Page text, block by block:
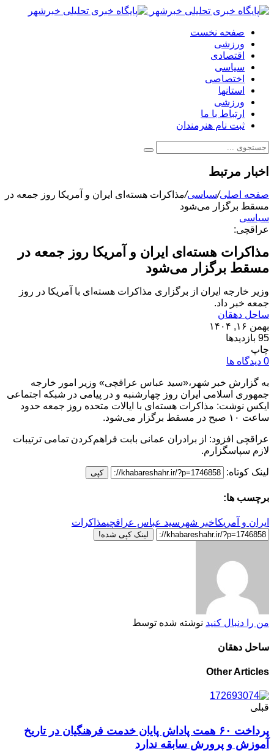
صفحه نخست
ورزشی
اقتصادی
سیاسی
اختصاصی
استانها
ورزشی
ارتباط با ما
ثبت نام هنرمندان
اخبار مرتبط
صفحه اصلی/سیاسی/مذاکرات هسته‌ای ایران و آمریکا روز جمعه در
مسقط برگزار می‌شود
سیاسی
عراقچی:
مذاکرات هسته‌ای ایران و آمریکا روز جمعه در
مسقط برگزار می‌شود
وزیر خارجه ایران از برگزاری مذاکرات هسته‌ای با آمریکا در روز
جمعه خبر داد.
ساحل دهقان
بهمن ۱۶, ۱۴۰۴
95 بازدیدها
چاپ
0 دیدگاه ها
به گزارش خبر شهر،«سید عباس عراقچی» وزیر امور خارجه
جمهوری اسلامی ایران روز چهارشنبه و در پیامی در شبکه اجتماعی
ایکس نوشت: مذاکرات هسته‌ای با ایالات متحده روز جمعه حدود
ساعت ۱۰ صبح در مسقط برگزار می‌شود.
عراقچی افزود: از برادران عمانی‌ بابت فراهم‌کردن تمامی ترتیبات
لازم سپاسگزارم.
لینک کوتاه: کپی
برچسب ها:
ایران و آمریکاخبر شهر سید عباس عراقچیمذاکرات
لینک کپی شده!
من را دنبال کنید نوشته شده توسط
ساحل دهقان
Other Articles
قبلی
پرداخت ۶۰ همت پاداش پایان خدمت فرهنگیان در تاریخ
آموزش‌ و پرورش سابقه ندارد